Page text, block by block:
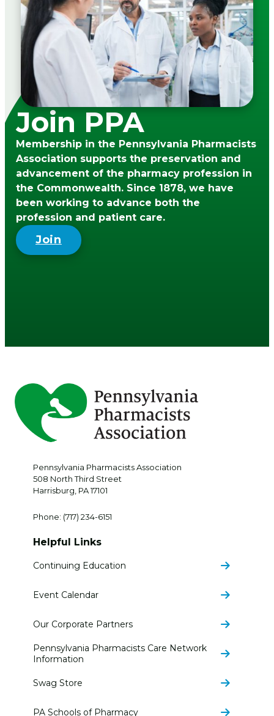
Join PPA
Membership in the Pennsylvania Pharmacists
Association supports the preservation and
advancement of the pharmacy profession in
the Commonwealth. Since 1878, we have
been working to advance both the
profession and patient care.
Join
Pennsylvania Pharmacists Association
508 North Third Street
Harrisburg PA17101
Phone: (717) 234-6151
Helpful Links
Continuing Education
Event Calendar
Our Corporate Partners
Pennsylvania Pharmacists Care Network
Information
Swag Store
PA Schools of Pharmacy